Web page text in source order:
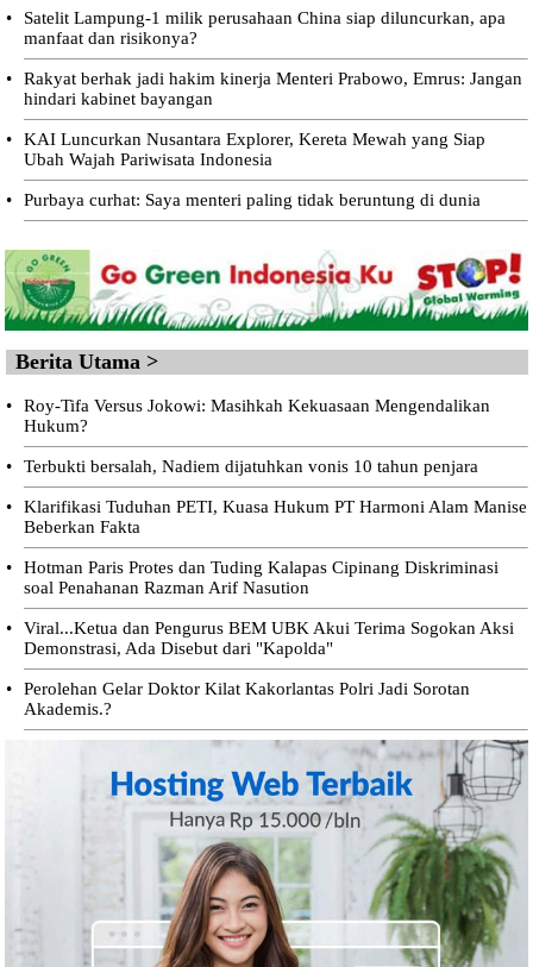
•
Satelit Lampung-1 milik perusahaan China siap diluncurkan, apa
manfaat dan risikonya?
•
Rakyat berhak jadi hakim kinerja Menteri Prabowo, Emrus: Jangan
hindari kabinet bayangan
•
KAI Luncurkan Nusantara Explorer, Kereta Mewah yang Siap
Ubah Wajah Pariwisata Indonesia
• Purbaya curhat: Saya menteri paling tidak beruntung di dunia
Berita Utama >
•
Roy-Tifa Versus Jokowi: Masihkah Kekuasaan Mengendalikan
Hukum?
• Terbukti bersalah, Nadiem dijatuhkan vonis 10 tahun penjara
•
Klarifikasi Tuduhan PETI, Kuasa Hukum PT Harmoni Alam Manise
Beberkan Fakta
•
Hotman Paris Protes dan Tuding Kalapas Cipinang Diskriminasi
soal Penahanan Razman Arif Nasution
•
Viral...Ketua dan Pengurus BEM UBK Akui Terima Sogokan Aksi
Demonstrasi, Ada Disebut dari "Kapolda"
•
Perolehan Gelar Doktor Kilat Kakorlantas Polri Jadi Sorotan
Akademis.?